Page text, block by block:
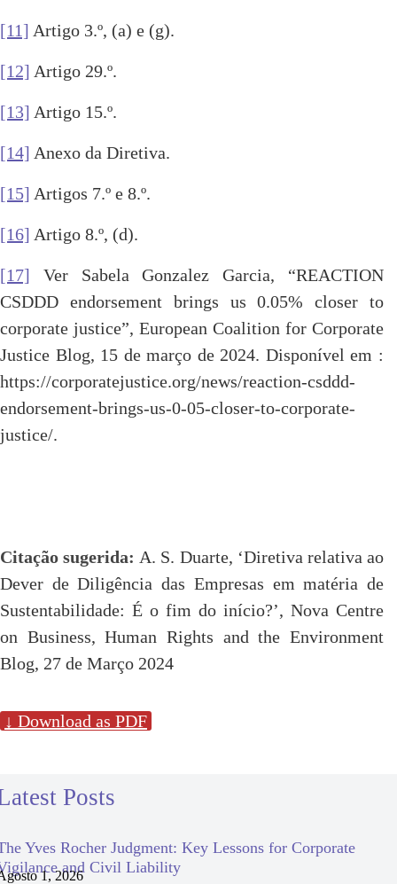
[11] Artigo 3.º, (a) e (g).
[12] Artigo 29.º.
[13] Artigo 15.º.
[14] Anexo da Diretiva.
[15] Artigos 7.º e 8.º.
[16] Artigo 8.º, (d).
[17] Ver Sabela Gonzalez Garcia, “REACTION
CSDDD endorsement brings us 0.05% closer to
corporate justice”, European Coalition for Corporate
Justice Blog, 15 de março de 2024. Disponível em :
https://corporatejustice.org/news/reaction-csddd-
endorsement-brings-us-0-05-closer-to-corporate-
justice/.
Citação sugerida: A. S. Duarte, ‘Diretiva relativa ao
Dever de Diligência das Empresas em matéria de
Sustentabilidade: É o fim do início?’, Nova Centre
on Business, Human Rights and the Environment
Blog, 27 de Março 2024
↓ Download as PDF
Posts
Yves Rocher Judgment: Key Lessons for Corporate
and Civil Liability
1, 2026